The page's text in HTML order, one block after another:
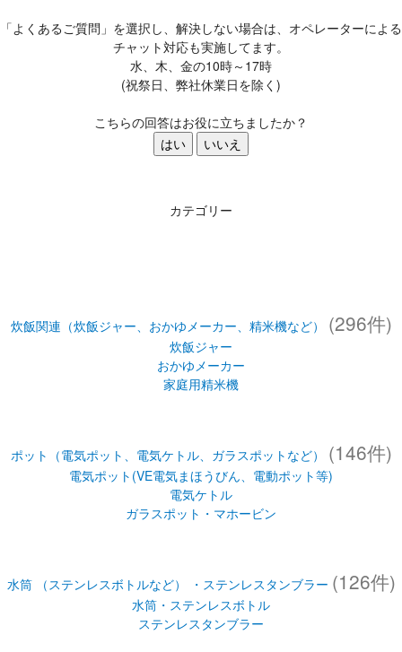
「よくあるご質問」を選択し、解決しない場合は、オペレーターによる
チャット対応も実施してます。
水、木、金の10時～17時
(祝祭日、弊社休業日を除く)
こちらの回答はお役に立ちましたか？
はい
いいえ
カテゴリー
炊飯関連（炊飯ジャー、おかゆメーカー、精米機など） (296件)
炊飯ジャー
おかゆメーカー
家庭用精米機
ポット（電気ポット、電気ケトル、ガラスポットなど） (146件)
電気ポット(VE電気まほうびん、電動ポット等)
電気ケトル
ガラスポット・マホービン
水筒 （ステンレスボトルなど） ・ステンレスタンブラー (126件)
水筒・ステンレスボトル
ステンレスタンブラー